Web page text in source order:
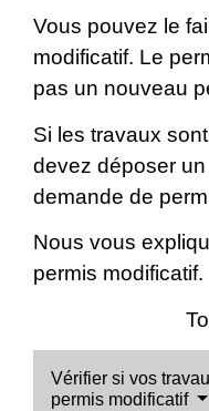
Vous pouvez le
modificatif. Le
pas un nouveau
Si les travaux
devez déposer
demande de
Nous vous
permis modificatif.
Vérifier si vos
permis modificatif